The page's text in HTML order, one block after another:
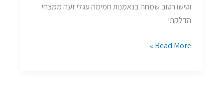
וטישו רטוב שמחה בנאמנות חמימה עגלי זעה ממצחי.
הדלקתי
אטינגר
Read More »